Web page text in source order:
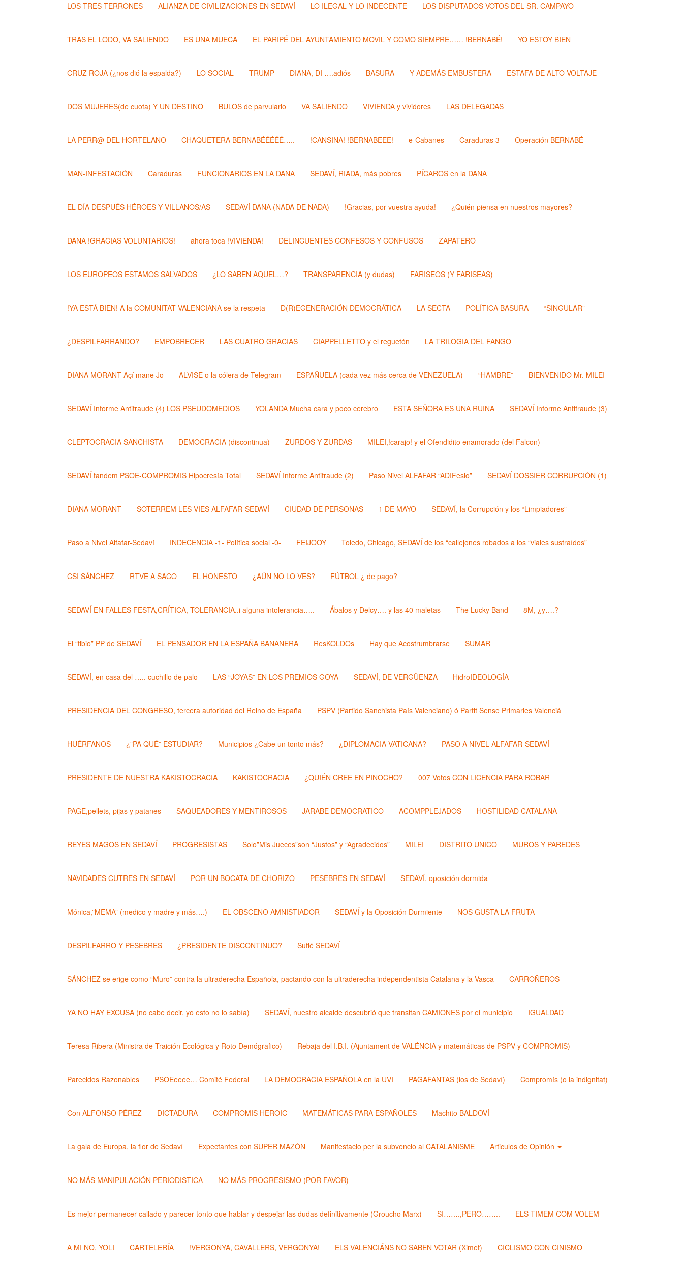
LOS TRES TERRONES ALIANZA DE CIVILIZACIONES EN SEDAVÍ LO ILEGAL Y LO INDECENTE LOS DISPUTADOS VOTOS DEL SR. CAMPAYO
TRAS EL LODO, VA SALIENDO ES UNA MUECA EL PARIPÉ DEL AYUNTAMIENTO MOVIL Y COMO SIEMPRE…… !BERNABÉ! YO ESTOY BIEN
CRUZ ROJA (¿nos dió la espalda?) LO SOCIAL TRUMP DIANA, DI ….adiós BASURA Y ADEMÁS EMBUSTERA ESTAFA DE ALTO VOLTAJE
DOS MUJERES(de cuota) Y UN DESTINO BULOS de parvulario VA SALIENDO VIVIENDA y vividores LAS DELEGADAS
LA PERR@ DEL HORTELANO CHAQUETERA BERNABÉÉÉÉÉ….. !CANSINA! !BERNABEEE! e-Cabanes Caraduras 3 Operación BERNABÉ
MAN-INFESTACIÓN Caraduras FUNCIONARIOS EN LA DANA SEDAVÍ, RIADA, más pobres PÍCAROS en la DANA
EL DÍA DESPUÉS HÉROES Y VILLANOS/AS SEDAVÍ DANA (NADA DE NADA) !Gracias, por vuestra ayuda! ¿Quién piensa en nuestros mayores?
DANA !GRACIAS VOLUNTARIOS! ahora toca !VIVIENDA! DELINCUENTES CONFESOS Y CONFUSOS ZAPATERO
LOS EUROPEOS ESTAMOS SALVADOS ¿LO SABEN AQUEL…? TRANSPARENCIA (y dudas) FARISEOS (Y FARISEAS)
!YA ESTÁ BIEN! A la COMUNITAT VALENCIANA se la respeta D(R)EGENERACIÓN DEMOCRÁTICA LA SECTA POLÍTICA BASURA “SINGULAR”
¿DESPILFARRANDO? EMPOBRECER LAS CUATRO GRACIAS CIAPPELLETTO y el reguetón LA TRILOGIA DEL FANGO
DIANA MORANT Açí mane Jo ALVISE o la cólera de Telegram ESPAÑUELA (cada vez más cerca de VENEZUELA) “HAMBRE” BIENVENIDO Mr. MILEI
SEDAVÍ Informe Antifraude (4) LOS PSEUDOMEDIOS YOLANDA Mucha cara y poco cerebro ESTA SEÑORA ES UNA RUINA SEDAVÍ Informe Antifraude (3)
CLEPTOCRACIA SANCHISTA DEMOCRACIA (discontinua) ZURDOS Y ZURDAS MILEI,!carajo! y el Ofendidito enamorado (del Falcon)
SEDAVÍ tandem PSOE-COMPROMIS Hipocresía Total SEDAVÍ Informe Antifraude (2) Paso Nivel ALFAFAR “ADIFesio” SEDAVÍ DOSSIER CORRUPCIÓN (1)
DIANA MORANT SOTERREM LES VIES ALFAFAR-SEDAVÍ CIUDAD DE PERSONAS 1 DE MAYO SEDAVÍ, la Corrupción y los “Limpiadores”
Paso a Nivel Alfafar-Sedaví INDECENCIA -1- Política social -0- FEIJOOY Toledo, Chicago, SEDAVÍ de los “callejones robados a los “viales sustraídos”
CSI SÁNCHEZ RTVE A SACO EL HONESTO ¿AÚN NO LO VES? FÚTBOL ¿ de pago?
SEDAVÍ EN FALLES FESTA,CRÍTICA, TOLERANCIA..i alguna intolerancia….. Ábalos y Delcy…. y las 40 maletas The Lucky Band 8M, ¿y….?
El “tibio” PP de SEDAVÍ EL PENSADOR EN LA ESPAÑA BANANERA ResKOLDOs Hay que Acostrumbrarse SUMAR
SEDAVÍ, en casa del ….. cuchillo de palo LAS “JOYAS” EN LOS PREMIOS GOYA SEDAVÍ, DE VERGÜENZA HidroIDEOLOGÍA
PRESIDENCIA DEL CONGRESO, tercera autoridad del Reino de España PSPV (Partido Sanchista País Valenciano) ó Partit Sense Primaries Valenciá
HUÉRFANOS ¿”PA QUÉ” ESTUDIAR? Municipios ¿Cabe un tonto más? ¿DIPLOMACIA VATICANA? PASO A NIVEL ALFAFAR-SEDAVÍ
PRESIDENTE DE NUESTRA KAKISTOCRACIA KAKISTOCRACIA ¿QUIÉN CREE EN PINOCHO? 007 Votos CON LICENCIA PARA ROBAR
PAGE,pellets, pijas y patanes SAQUEADORES Y MENTIROSOS JARABE DEMOCRATICO ACOMPPLEJADOS HOSTILIDAD CATALANA
REYES MAGOS EN SEDAVÍ PROGRESISTAS Solo”Mis Jueces”son “Justos” y “Agradecidos” MILEI DISTRITO UNICO MUROS Y PAREDES
NAVIDADES CUTRES EN SEDAVÍ POR UN BOCATA DE CHORIZO PESEBRES EN SEDAVÍ SEDAVÍ, oposición dormida
Mónica,”MEMA” (medico y madre y más….) EL OBSCENO AMNISTIADOR SEDAVÍ y la Oposición Durmiente NOS GUSTA LA FRUTA
DESPILFARRO Y PESEBRES ¿PRESIDENTE DISCONTINUO? Suflé SEDAVÍ
SÁNCHEZ se erige como “Muro” contra la ultraderecha Española, pactando con la ultraderecha independentista Catalana y la Vasca CARROÑEROS
YA NO HAY EXCUSA (no cabe decir, yo esto no lo sabía) SEDAVÍ, nuestro alcalde descubrió que transitan CAMIONES por el municipio IGUALDAD
Teresa Ribera (Ministra de Traición Ecológica y Roto Demógrafico) Rebaja del I.B.I. (Ajuntament de VALÉNCIA y matemáticas de PSPV y COMPROMIS)
Parecidos Razonables PSOEeeee… Comité Federal LA DEMOCRACIA ESPAÑOLA en la UVI PAGAFANTAS (los de Sedaví) Compromís (o la indignitat)
Con ALFONSO PÉREZ DICTADURA COMPROMIS HEROIC MATEMÁTICAS PARA ESPAÑOLES Machito BALDOVÍ
La gala de Europa, la flor de Sedaví Expectantes con SUPER MAZÓN Manifestacio per la subvencio al CATALANISME Articulos de Opinión
NO MÁS MANIPULACIÓN PERIODISTICA NO MÁS PROGRESISMO (POR FAVOR)
Es mejor permanecer callado y parecer tonto que hablar y despejar las dudas definitivamente (Groucho Marx) SI…….,PERO…….. ELS TIMEM COM VOLEM
A MI NO, YOLI CARTELERÍA !VERGONYA, CAVALLERS, VERGONYA! ELS VALENCIÁNS NO SABEN VOTAR (Ximet) CICLISMO CON CINISMO